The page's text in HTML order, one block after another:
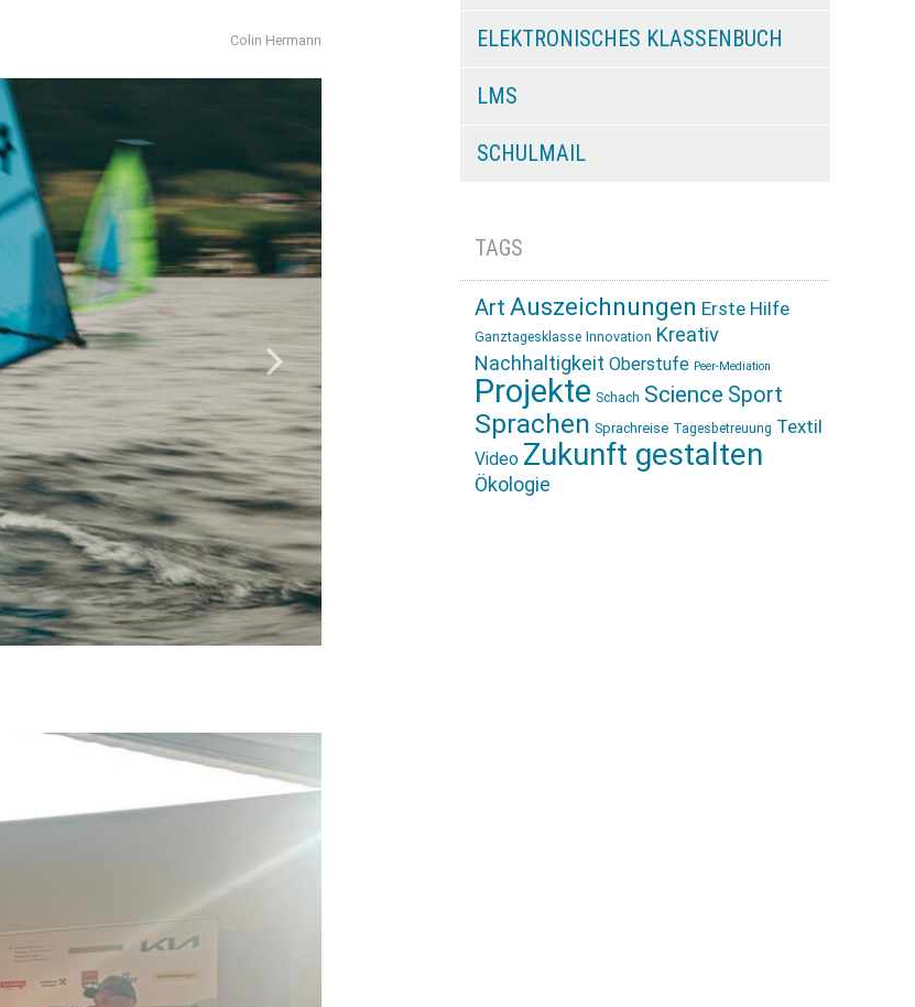
Colin Hermann ELEKTRONISCHES KLASSENBUCH
LMS
SCHULMAIL
TAGS
Art Auszeichnungen Erste Hilfe
Ganztagesklasse Innovation Kreativ
Nachhaltigkeit Oberstufe Peer-Mediation
Projekte Schach Science Sport
Sprachen Sprachreise Tagesbetreuung Textil
Video Zukunft gestalten
Ökologie